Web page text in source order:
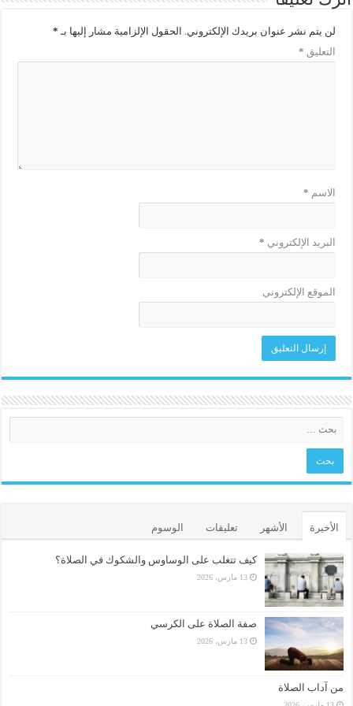
لن يتم نشر عنوان بريدك الإلكتروني. الحقول الإلزامية مشار إليها بـ *
التعليق *
الاسم *
البريد الإلكتروني *
الموقع الإلكتروني
الأخيرة الأشهر تعليقات الوسوم
كيف تتغلب على الوساوس والشكوك في الصلاة؟
13 مارس، 2026
صفة الصلاة على الكرسي
13 مارس، 2026
من آداب الصلاة